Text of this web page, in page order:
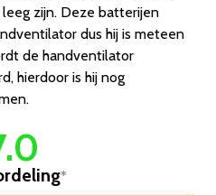
zijn. Deze batterijen
dus hij is meteen
de handventilator
hierdoor is hij nog
*